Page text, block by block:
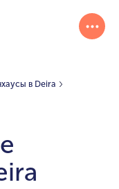
в Deira